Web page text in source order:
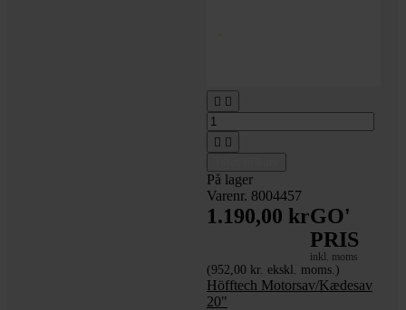
 
 
På lager
Varenr. 8004457
1.190,00 krGO'
PRIS
inkl. moms
(952,00 kr. ekskl. moms.)
Höfftech Motorsav/Kædesav
20"